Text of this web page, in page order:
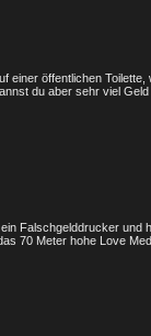
einer öffentlichen Toilette,
du aber sehr viel Geld
Falschgelddrucker und
70 Meter hohe Love